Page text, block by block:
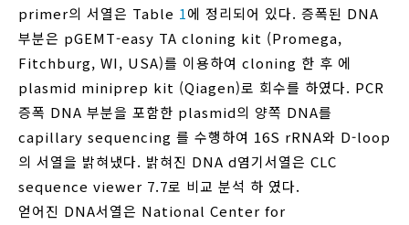
primer의 서열은 Table 1에 정리되어 있다. 증폭된 DNA
부분은 pGEMT-easy TA cloning kit (Promega,
Fitchburg, WI, USA)를 이용하여 cloning 한 후 에
plasmid miniprep kit (Qiagen)로 회수를 하였다. PCR
증폭 DNA 부분을 포함한 plasmid의 양쪽 DNA를
capillary sequencing 를 수행하여 16S rRNA와 D-loop
의 서열을 밝혀냈다. 밝혀진 DNA d염기서열은 CLC
sequence viewer 7.7로 비교 분석 하 였다.
얻어진 DNA서열은 National Center for